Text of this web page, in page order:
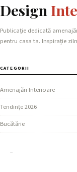
Design
Publicație dedicată
pentru casa ta. Inspirație
CATEGORII
Amenajări Interioare
Tendințe 2026
Bucătărie
SECȚIUNI